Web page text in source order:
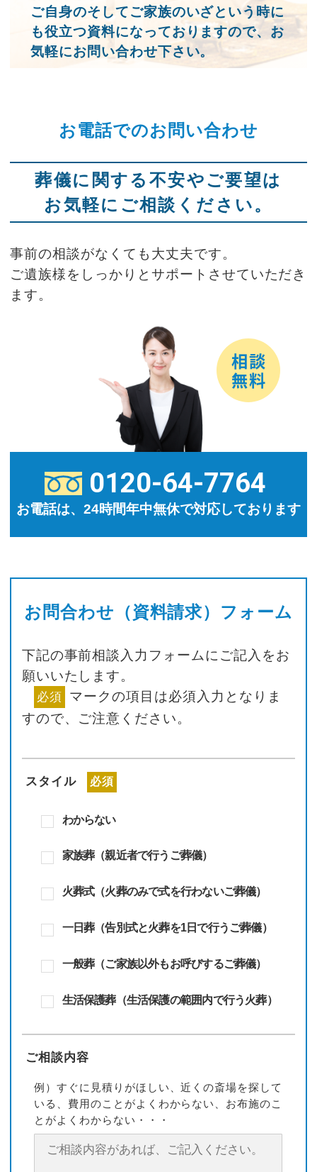
ご自身のそしてご家族のいざという時に
も役立つ資料になっておりますので、お
気軽にお問い合わせ下さい。
お電話でのお問い合わせ
葬儀に関する不安やご要望は
お気軽にご相談ください。
事前の相談がなくても大丈夫です。
ご遺族様をしっかりとサポートさせていただき
ます。
0120-64-7764
お電話は、24時間年中無休で対応しております
お問合わせ（資料請求）フォーム
下記の事前相談入力フォームにご記入をお
願いいたします。
必須 マークの項目は必須入力となりま
すので、 ご注意ください。
スタイル 必須
わからない
家族葬（親近者で行うご葬儀）
火葬式（火葬のみで式を行わないご葬儀）
一日葬（告別式と火葬を1日で行うご葬儀）
一般葬（ご家族以外もお呼びするご葬儀）
生活保護葬（生活保護の範囲内で行う火葬）
ご相談内容
例）すぐに見積りがほしい、近くの斎場を探して
いる、費用のことがよくわからない、お布施のこ
とがよくわからない・・・